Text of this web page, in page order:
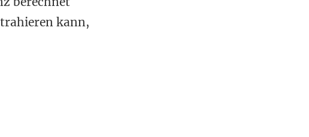
kann,